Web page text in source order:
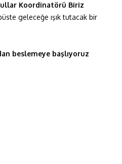
Koordinatörü Biriz
geleceğe ışık tutacak bir
beslemeye başlıyoruz